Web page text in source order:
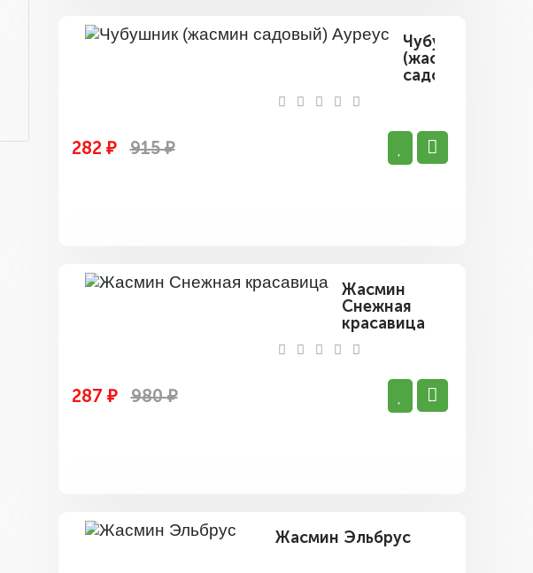
Чубушник
(жасмин
садовый)
282 ₽ 915 ₽
Жасмин
Снежная
красавица
287 ₽ 980 ₽
Жасмин Эльбрус